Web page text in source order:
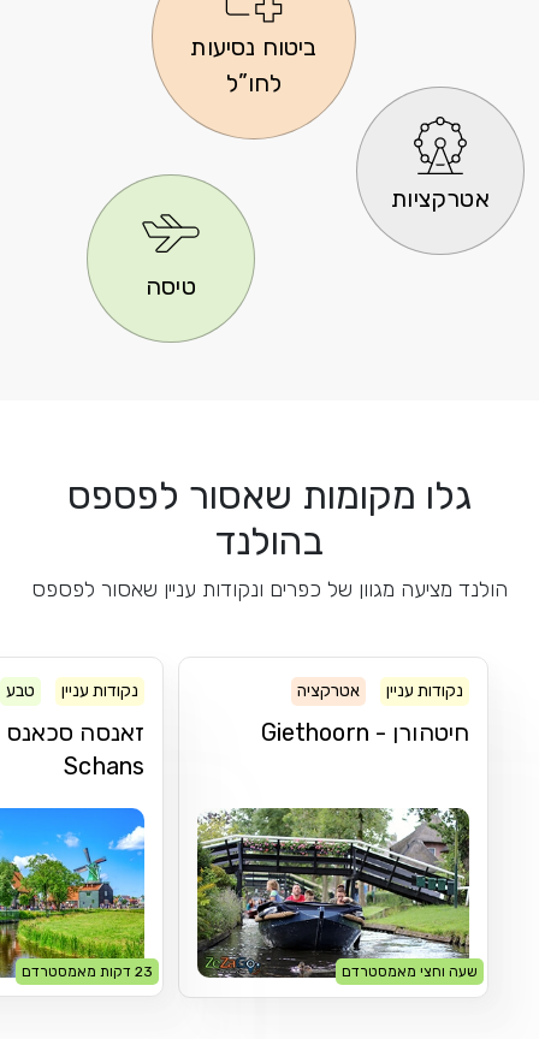
ביטוח נסיעות
לחו”ל
אטרקציות
טיסה
גלו מקומות שאסור לפספס
בהולנד
הולנד מציעה מגוון של כפרים ונקודות עניין שאסור לפספס
נקודות עניין
אטרקציה
חיטהורן - Giethoorn
שעה וחצי מאמסטרדם
נקודות עניין טבע
Schans
23 דקות מאמסטרדם